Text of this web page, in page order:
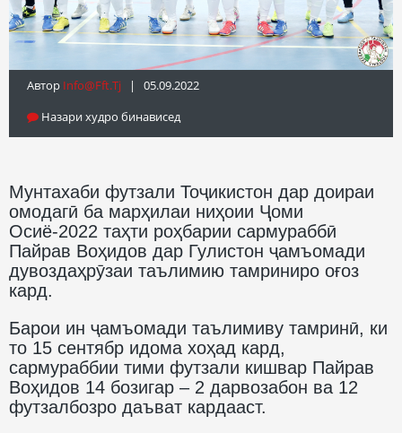
Автор Info@fft.tj | 05.09.2022
Назари худро бинависед
Мунтахаби футзали Тоҷикистон дар доираи
омодагӣ ба марҳилаи ниҳоии Ҷоми
Осиё-2022 таҳти роҳбарии сармураббӣ
Пайрав Воҳидов дар Гулистон ҷамъомади
дувоздаҳрӯзаи таълимию тамриниро оғоз
кард.
Барои ин ҷамъомади таълимиву тамринӣ, ки
то 15 сентябр идома хоҳад кард,
сармураббии тими футзали кишвар Пайрав
Воҳидов 14 бозигар – 2 дарвозабон ва 12
футзалбозро даъват кардааст.